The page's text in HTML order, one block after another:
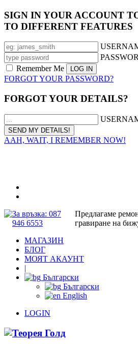
SIGN IN YOUR ACCOUNT
TO DIFFERENT FEATURES
Remember Me
FORGOT YOUR PASSWORD?
FORGOT YOUR DETAILS?
AAH, WAIT, I REMEMBER NOW!
За връзка: 087
946 6553
Предлагаме
гравиране на
МАГАЗИН
БЛОГ
МОЯТ АКАУНТ
|
Български
Български
English
LOGIN